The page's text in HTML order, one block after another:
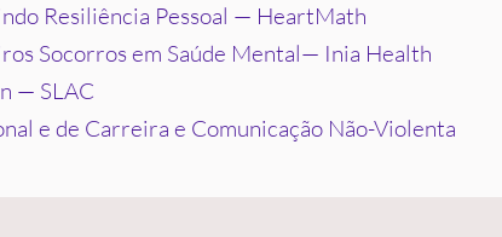
Resiliência Pessoal — HeartMath
Socorros em Saúde Mental— Inia Health
— SLAC
e de Carreira e Comunicação Não-Violenta